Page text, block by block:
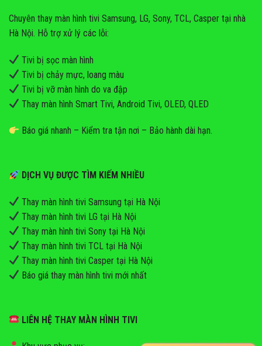
Chuyên thay màn hình tivi Samsung, LG, Sony, TCL, Casper tại nhà
Hà Nội. Hỗ trợ xử lý các lỗi:
Tivi bị sọc màn hình
Tivi bị chảy mực, loang màu
Tivi bị vỡ màn hình do va đập
Thay màn hình Smart Tivi, Android Tivi, OLED, QLED
Báo giá nhanh – Kiểm tra tận nơi – Bảo hành dài hạn.
DỊCH VỤ ĐƯỢC TÌM KIẾM NHIỀU
Thay màn hình tivi Samsung tại Hà Nội
Thay màn hình tivi LG tại Hà Nội
Thay màn hình tivi Sony tại Hà Nội
Thay màn hình tivi TCL tại Hà Nội
Thay màn hình tivi Casper tại Hà Nội
Báo giá thay màn hình tivi mới nhất
LIÊN HỆ THAY MÀN HÌNH TIVI